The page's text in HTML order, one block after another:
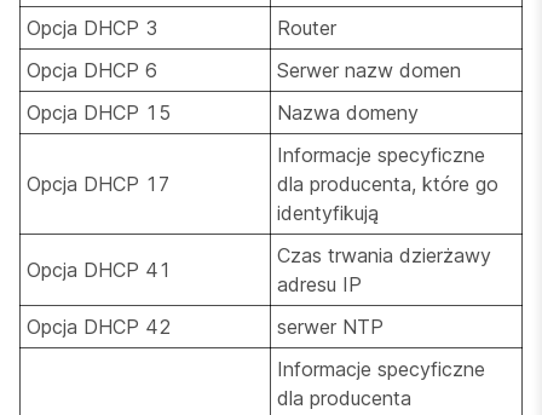
Opcja DHCP 3
Router
Opcja DHCP 6
Serwer nazw domen
Opcja DHCP 15
Nazwa domeny
Opcja DHCP 17
Informacje specyficzne
dla producenta, które go
identyfikują
Opcja DHCP 41
Czas trwania dzierżawy
adresu IP
Opcja DHCP 42
serwer NTP
Informacje specyficzne
dla producenta